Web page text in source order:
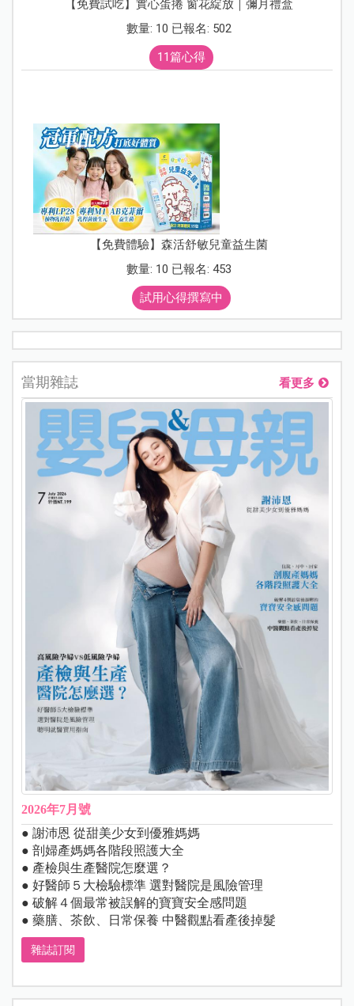
【免費試吃】實心蛋捲 窗花綻放｜彌月禮盒
數量: 10 已報名: 502
11篇心得
【免費體驗】森活舒敏兒童益生菌
數量: 10 已報名: 453
試用心得撰寫中
當期雜誌 看更多
2026年7月號
● 謝沛恩 從甜美少女到優雅媽媽
● 剖婦產媽媽各階段照護大全
● 產檢與生產醫院怎麼選？
● 好醫師５大檢驗標準 選對醫院是風險管理
● 破解４個最常被誤解的寶寶安全感問題
● 藥膳、茶飲、日常保養 中醫觀點看產後掉髮
雜誌訂閱